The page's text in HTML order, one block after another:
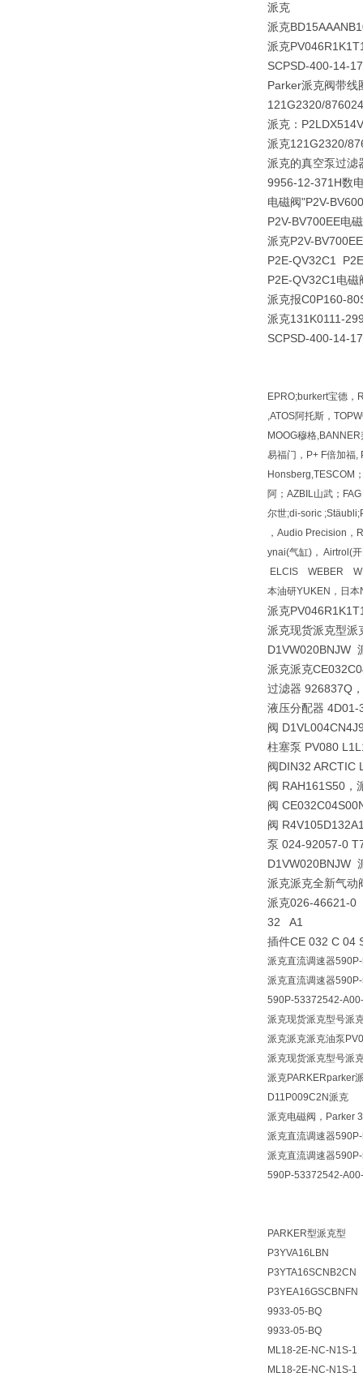
派克
派克
派克
SCPSD-400-14-17
Parker派克阀带
121G2320/
派克：
派克121G2320/
派克的真空泵过
9956-12-371H数
电磁阀"P2V-
P2V-BV700EE电
派克P2V-
P2E-QV32C1
P2E-QV32C1电磁
派克报C0P160-
派克131K0111-
SCPSD-400-14-
EPRO;burkert宝德，
,ATOS阿托斯，
MOOG穆格
易福门，P+ F倍加福,
Honsberg,TESCOM
阿；AZBIL山武；
尔世;di-soric
，Audio Precision
ynai(气缸)， Airtrol(
ELCIS WEBER
本油研YUKEN，日本
派克
派克现货派克型派
D1VW020BNJW
派克派克
过滤器 926837Q，
液压分配器
阀
柱塞泵 PV080
阀DIN32 ARCTIC
阀 RAH161S50，
阀
阀
泵 024-92057-0
D1VW020BNJW
派克派克全新气动
派克026-46621-0
32 A1
插件CE 032 C 04
派克直流调速器
派克直流调速器
590P-53372542-
派克现货派克型号派
派克派克派克油泵
派克现货派克型号派
派克PARKERparker
D11P009C2N派克
派克电磁阀，Parker
派克直流调速器
派克直流调速器
590P-53372542-
PARKER型派克型
P3YVA16LBN
P3YEA16GSCBNFN
9933-05-BQ
9933-05-BQ
ML18-2E-NC-N1S-1
ML18-2E-NC-N1S-1